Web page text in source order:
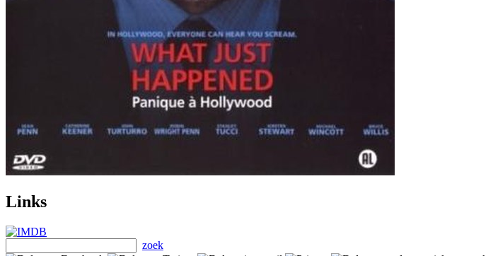
Links
zoek